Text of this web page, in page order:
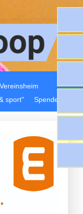
Vereinsheim
sport" Spenden